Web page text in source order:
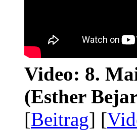
Video: 8.
(Esther
[Beitrag] [